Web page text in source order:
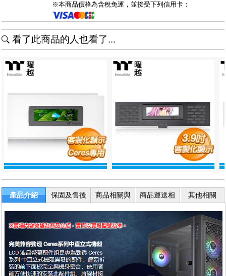
※本商品價格為含稅免運，並接受下列信用卡：
看了此商品的人也看了...
產品介紹
保固及售後
服務
商品相關與
退換貨
商品運送相
關
其他相關